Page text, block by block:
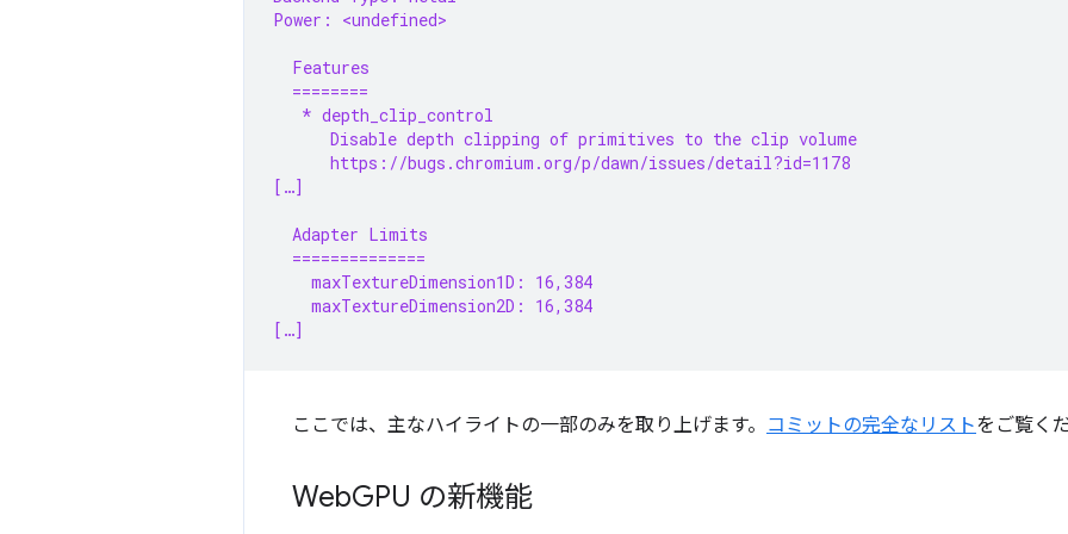
Power: <undefined>
  Features
  ========
   * depth_clip_control
      Disable depth clipping of primitives to the clip volume
      https://bugs.chromium.org/p/dawn/issues/detail?id=1178
[…]
  Adapter Limits
  ==============
    maxTextureDimension1D: 16,384
    maxTextureDimension2D: 16,384
[…]
ここでは、主なハイライトの一部のみを取り上げます。 コミットの完全なリストをご覧く
WebGPU の新機能